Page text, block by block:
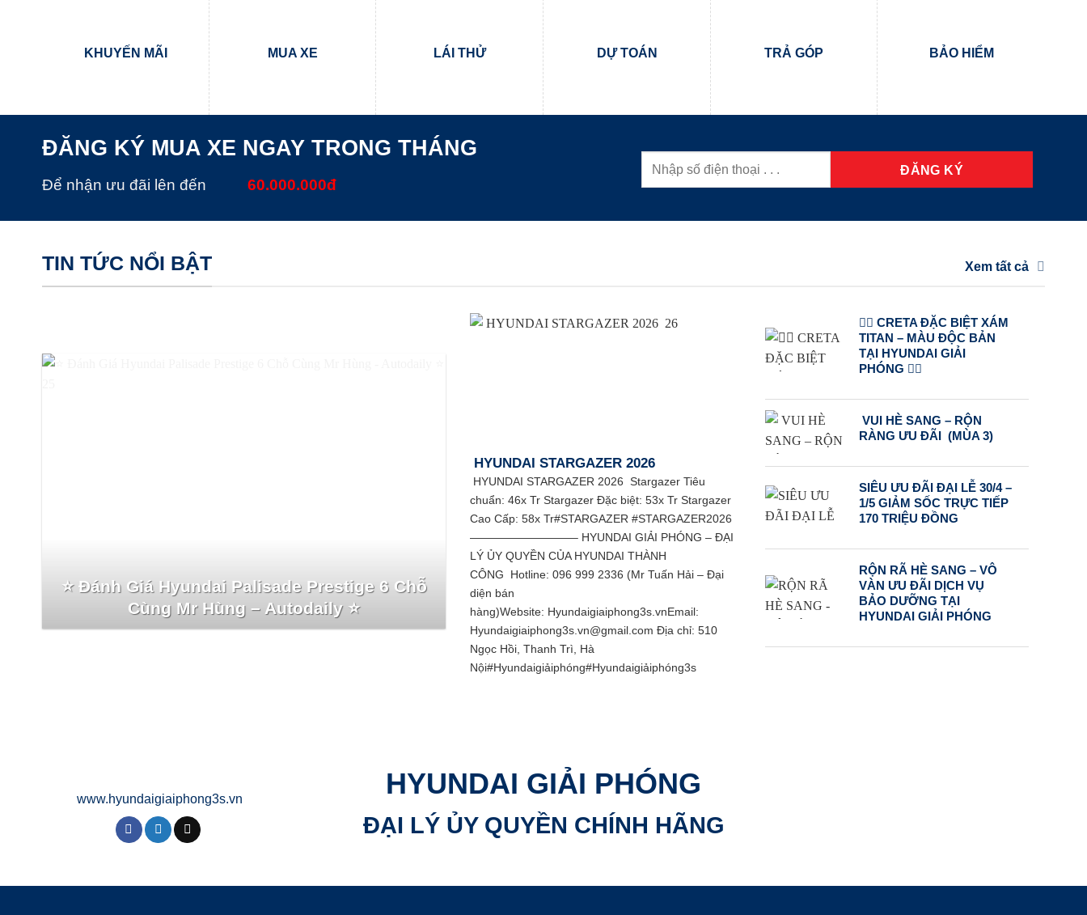
KHUYẾN MÃI MUA XE LÁI THỬ DỰ TOÁN TRẢ GÓP BẢO HIỂM
ĐĂNG KÝ MUA XE NGAY TRONG THÁNG
Để nhận ưu đãi lên đến 60.000.000đ
TIN TỨC NỔI BẬT Xem tất cả
⭐️ Đánh Giá Hyundai Palisade Prestige 6 Chỗ
Cùng Mr Hùng – Autodaily ⭐️
HYUNDAI STARGAZER 2026
HYUNDAI STARGAZER 2026 Stargazer Tiêu
chuẩn: 46x Tr Stargazer Đặc biệt: 53x Tr Stargazer
Cao Cấp: 58x Tr#STARGAZER #STARGAZER2026
—————————– HYUNDAI GIẢI PHÓNG – ĐẠI
LÝ ỦY QUYỀN CỦA HYUNDAI THÀNH
CÔNG Hotline: 096 999 2336 (Mr Tuấn Hải – Đại
diện bán
hàng)Website: Hyundaigiaiphong3s.vnEmail:
Hyundaigiaiphong3s.vn@gmail.com Địa chỉ: 510
Ngọc Hồi, Thanh Trì, Hà
Nội#Hyundaigiảiphóng#Hyundaigiảiphóng3s
❤️‍🔥 CRETA ĐẶC BIỆT XÁM
TITAN – MÀU ĐỘC BẢN
TẠI HYUNDAI GIẢI
PHÓNG ❤️‍🔥
VUI HÈ SANG – RỘN
RÀNG ƯU ĐÃI (MÙA 3)
SIÊU ƯU ĐÃI ĐẠI LỄ 30/4 –
1/5 GIẢM SỐC TRỰC TIẾP
170 TRIỆU ĐỒNG
RỘN RÃ HÈ SANG – VÔ
VÀN ƯU ĐÃI DỊCH VỤ
BẢO DƯỠNG TẠI
HYUNDAI GIẢI PHÓNG
www.hyundaigiaiphong3s.vn HYUNDAI GIẢI PHÓNG
ĐẠI LÝ ỦY QUYỀN CHÍNH HÃNG